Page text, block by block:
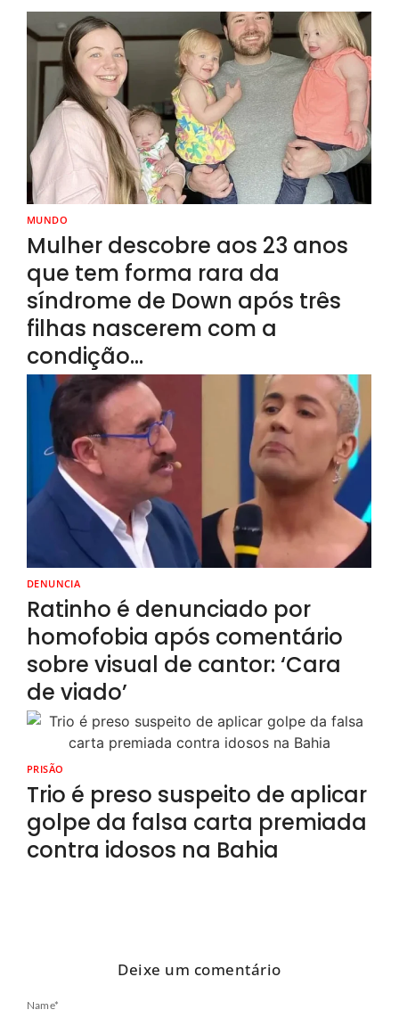
MUNDO
Mulher descobre aos 23 anos
que tem forma rara da
síndrome de Down após três
filhas nascerem com a
condição…
DENUNCIA
Ratinho é denunciado por
homofobia após comentário
sobre visual de cantor: ‘Cara
de viado’
PRISÃO
Trio é preso suspeito de aplicar
golpe da falsa carta premiada
contra idosos na Bahia
Deixe um comentário
Name*